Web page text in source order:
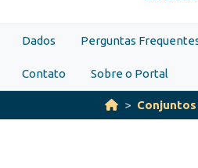
Dados Perguntas
Contato Sobre o Portal